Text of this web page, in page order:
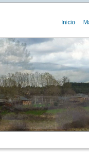
Inicio